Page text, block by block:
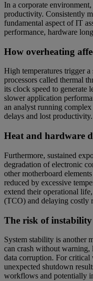
In a corporate
productivity. Consistently
fundamental aspect of IT
performance, hardware
How overheating
High temperatures trigger
processors called thermal
its clock speed to generate
slower application
an analyst running
delays and lost productivity.
Heat and hardware
Furthermore, sustained
degradation of electronic
other motherboard
reduced by excessive
extend their operational
(TCO) and delaying costly
The risk of
System stability is another
can crash without warning,
data corruption. For critical
unexpected shutdown
workflows and potentially